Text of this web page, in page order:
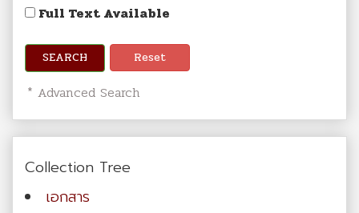
Full Text Available
SEARCH Reset
* Advanced Search
Collection Tree
เอกสาร